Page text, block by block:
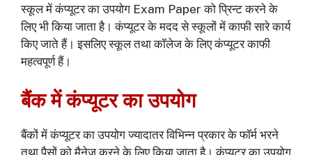
स्कूल में कंप्यूटर का उपयोग Exam Paper को प्रिन्ट करने के
लिए भी किया जाता है। कंप्यूटर के मदद से स्कूलों में काफी सारे कार्य
किए जाते हैं। इसलिए स्कूल तथा कॉलेज के लिए कंप्यूटर काफी
महत्वपूर्ण हैं।
बैंक में कंप्यूटर का उपयोग
बैंकों में कंप्यूटर का उपयोग ज्यादातर विभिन्न प्रकार के फॉर्म भरने
तथा पैसों को मैनेज करने के लिए किया जाता है। कंप्यूटर का उपयोग